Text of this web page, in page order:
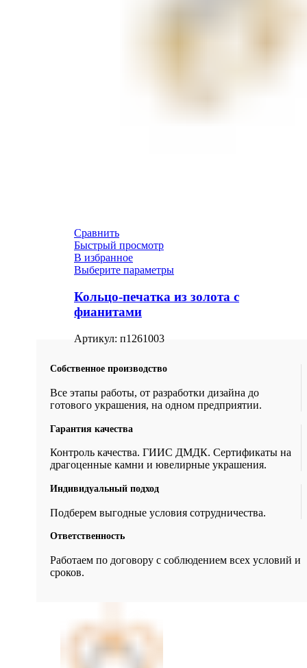
Сравнить
Быстрый просмотр
В избранное
Выберите параметры
Кольцо-печатка из золота с
фианитами
Артикул: п1261003
Собственное производство
Все этапы работы, от разработки дизайна до
готового украшения, на одном предприятии.
Гарантия качества
Контроль качества. ГИИС ДМДК. Сертификаты на
драгоценные камни и ювелирные украшения.
Индивидуальный подход
Подберем выгодные условия сотрудничества.
Ответственность
Работаем по договору с соблюдением всех условий и
сроков.